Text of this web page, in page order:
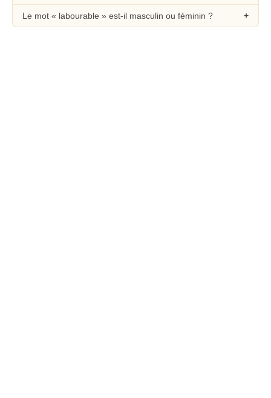
Le mot « labourable » est-il masculin ou féminin ?